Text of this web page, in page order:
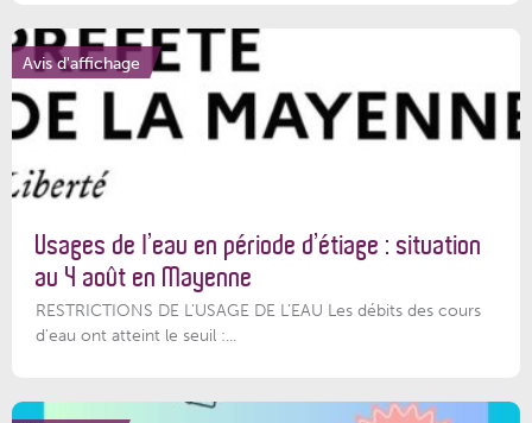
Avis d'affichage
Usages de l’eau en période d’étiage : situation
au 4 août en Mayenne
RESTRICTIONS DE L’USAGE DE L’EAU Les débits des cours
d'eau ont atteint le seuil :...